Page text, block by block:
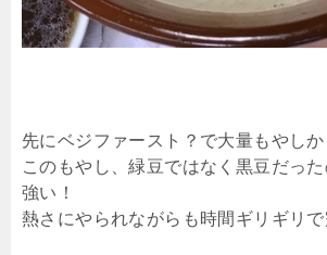
先にベジファースト？で大量もやしか
このもやし、緑豆ではなく黒豆だっ
強い！
熱さにやられながらも時間ギリギリで